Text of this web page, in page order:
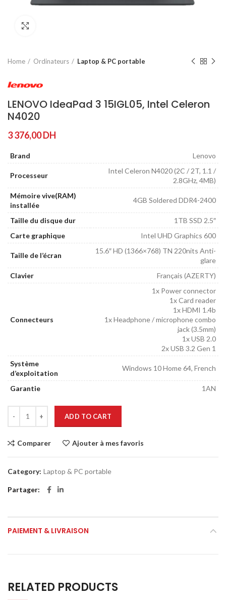
Home Ordinateurs Laptop & PC portable
LENOVO IdeaPad 3 15IGL05, Intel Celeron
N4020
3 376,00DH
Brand Lenovo
Processeur
Intel Celeron N4020 (2C / 2T, 1.1 /
2.8GHz, 4MB)
Mémoire vive(RAM)
installée
4GB Soldered DDR4-2400
Taille du disque dur
1TB SSD 2.5″
Carte graphique
Intel UHD Graphics 600
Taille de l’écran
15.6″ HD (1366×768) TN 220nits Anti-
glare
Clavier
Français (AZERTY)
Connecteurs
1x Power connector
1x Card reader
1x HDMI 1.4b
1x Headphone / microphone combo
jack (3.5mm)
1x USB 2.0
2x USB 3.2 Gen 1
Système
d’exploitation
Windows 10 Home 64, French
Garantie 1AN
ADD TO CART
Comparer Ajouter à mes favoris
Category: Laptop & PC portable
Partager
PAIEMENT & LIVRAISON
RELATED PRODUCTS